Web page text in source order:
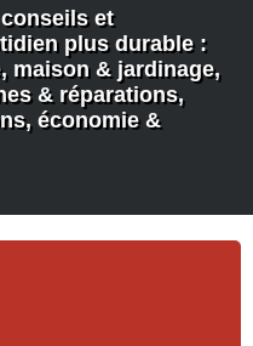
et
plus durable :
maison & jardinage,
& réparations,
économie &